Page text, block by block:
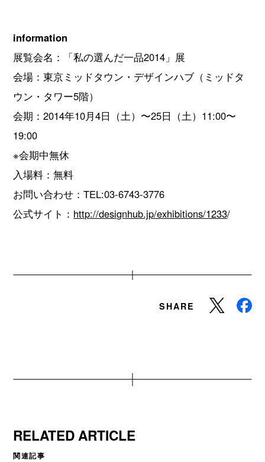
information
展覧会名：「私の選んだ一品2014」展
会場：東京ミッドタウン・デザインハブ（ミッドタ
ウン・タワー5階）
会期：2014年10月4日（土）〜25日（土）11:00〜
19:00
※会期中無休
入場料：無料
お問い合わせ：TEL:03-6743-3776
公式サイト： http://designhub.jp/exhibitions/1233/
SHARE
RELATED ARTICLE
関連記事